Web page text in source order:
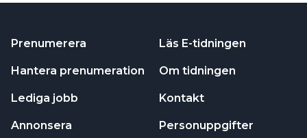
Prenumerera
Hantera prenumeration
Lediga jobb
Annonsera
Läs E-tidningen
Om tidningen
Kontakt
Personuppgifter